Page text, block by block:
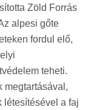
Zöld Forrás
alpesi gőte
fordul elő,
teheti.
megtartásával,
létesítésével a faj